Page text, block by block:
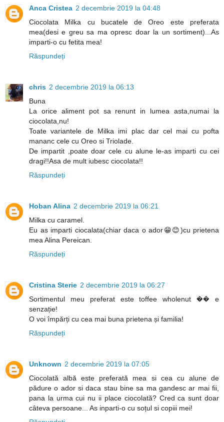
Anca Cristea 2 decembrie 2019 la 04:48
Ciocolata Milka cu bucatele de Oreo este preferata
mea(desi e greu sa ma opresc doar la un sortiment)...As
imparti-o cu fetita mea!
Răspundeți
chris 2 decembrie 2019 la 06:13
Buna
La orice aliment pot sa renunt in lumea asta,numai la
ciocolata,nu!
Toate variantele de Milka imi plac dar cel mai cu pofta
mananc cele cu Oreo si Triolade.
De impartit ,poate doar cele cu alune le-as imparti cu cei
dragi!!Asa de mult iubesc ciocolata!!
Răspundeți
Hoban Alina 2 decembrie 2019 la 06:21
Milka cu caramel.
Eu as imparti ciocalata(chiar daca o ador😁😊)cu prietena
mea Alina Pereican.
Răspundeți
Cristina Sterie 2 decembrie 2019 la 06:27
Sortimentul meu preferat este toffee wholenut �� e
senzație!
O voi împărți cu cea mai buna prietena și familia!
Răspundeți
Unknown 2 decembrie 2019 la 07:05
Ciocolată albă este preferată mea si cea cu alune de
pădure o ador si daca stau bine sa ma gandesc ar mai fii,
pana la urma cui nu ii place ciocolată? Cred ca sunt doar
câteva persoane... As inparti-o cu soțul si copiii mei!